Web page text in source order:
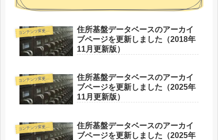
コ
ンテンツ変更情報
住所基盤データベースのアーカイ
ブページを更新しました（2018年
11月更新版）
コ
ンテンツ変更情報
住所基盤データベースのアーカイ
ブページを更新しました（2025年
11月更新版）
コ
ンテンツ変更情報
住所基盤データベースのアーカイ
ブページを更新しました（2025年